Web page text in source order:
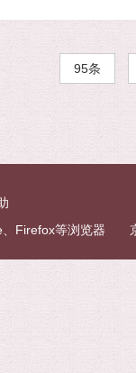
95条
Firefox等浏览器